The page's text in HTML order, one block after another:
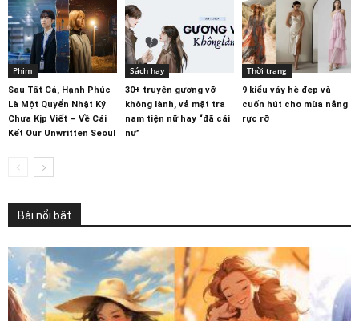
Phim
Sau Tất Cả, Hạnh Phúc
Là Một Quyển Nhật Ký
Chưa Kịp Viết – Về Cái
Kết Our Unwritten Seoul
Sách hay
30+ truyện gương vỡ
không lành, vả mặt tra
nam tiện nữ hay “đã cái
nư”
Thời trang
9 kiểu váy hè đẹp và
cuốn hút cho mùa nắng
rực rỡ
Bài nổi bật